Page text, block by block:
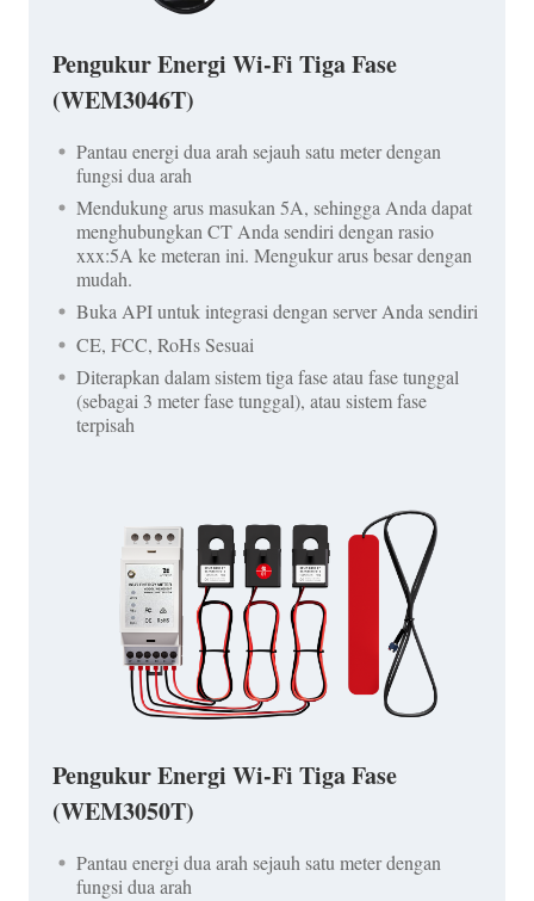
Pengukur Energi Wi-Fi Tiga Fase
(WEM3046T)
Pantau energi dua arah sejauh satu meter dengan
fungsi dua arah
Mendukung arus masukan 5A, sehingga Anda dapat
menghubungkan CT Anda sendiri dengan rasio
xxx:5A ke meteran ini. Mengukur arus besar dengan
mudah.
Buka API untuk integrasi dengan server Anda sendiri
CE, FCC, RoHs Sesuai
Diterapkan dalam sistem tiga fase atau fase tunggal
(sebagai 3 meter fase tunggal), atau sistem fase
terpisah
Pengukur Energi Wi-Fi Tiga Fase
(WEM3050T)
Pantau energi dua arah sejauh satu meter dengan
fungsi dua arah